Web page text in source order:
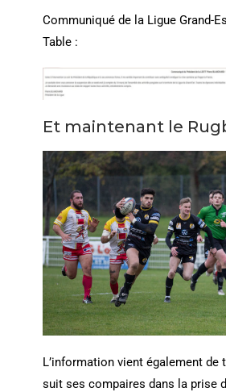
Communiqué de la Ligue Grand-
Table :
Et maintenant le
L’information vient également de
suit ses compaires dans la prise